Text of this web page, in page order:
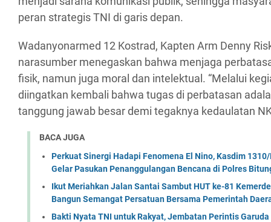
peran strategis TNI di garis depan.
Wadanyonarmed 12 Kostrad, Kapten Arm Denny
narasumber menegaskan bahwa menjaga
fisik, namun juga moral dan intelektual. “Melalui
diingatkan kembali bahwa tugas di perbatasan
tanggung jawab besar demi tegaknya kedaulatan
BACA JUGA
Perkuat Sinergi Hadapi Fenomena El Nino, Kasdim
Gelar Pasukan Penanggulangan Bencana di Polres
Ikut Meriahkan Jalan Santai Sambut HUT ke-81
Bangun Semangat Persatuan Bersama Pemerintah
Bakti Nyata TNI untuk Rakyat, Jembatan Perintis